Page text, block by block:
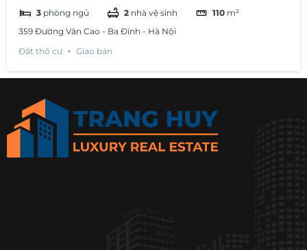
3 phòng ngủ 2 nhà vệ sinh 110 m²
359 Đường Văn Cao - Ba Đình - Hà Nội
Đất thổ cư
Giao bán